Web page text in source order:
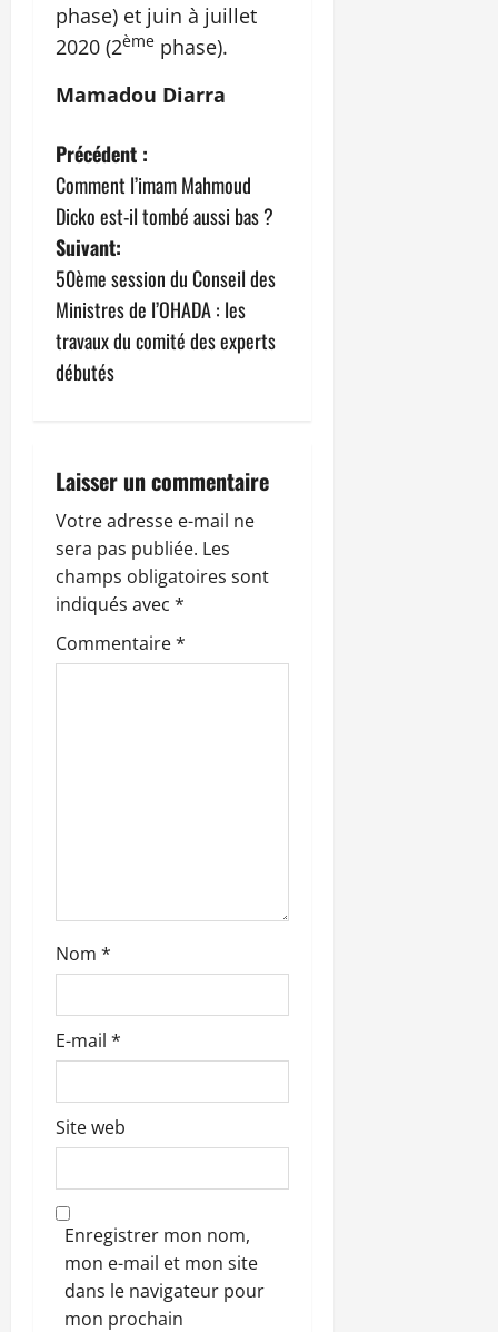
phase) et juin à juillet
2020 (2ème phase).
Mamadou Diarra
N
a
v
i
g
a
i
o
n
d
’
c
l
Précédent :
Comment l’imam Mahmoud
Dicko est-il tombé aussi bas ?
Suivant:
50ème session du Conseil des
Ministres de l’OHADA : les
travaux du comité des experts
débutés
Laisser un commentaire
Votre adresse e-mail ne
sera pas publiée. Les
champs obligatoires sont
indiqués avec *
Commentaire*
Nom *
E-mail *
Site web
Enregistrer mon nom,
mon e-mail et mon site
dans le navigateur pour
mon prochain